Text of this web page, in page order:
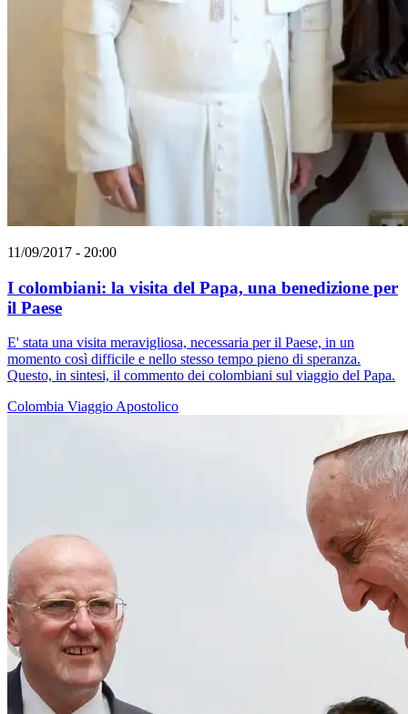
11/09/2017 - 20:00
I colombiani: la visita del Papa, una benedizione per
il Paese
E' stata una visita meravigliosa, necessaria per il Paese, in un
momento così difficile e nello stesso tempo pieno di speranza.
Questo, in sintesi, il commento dei colombiani sul viaggio del Papa.
Colombia Viaggio Apostolico